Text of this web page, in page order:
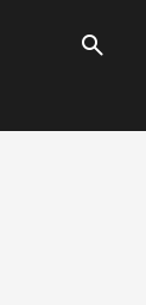
search